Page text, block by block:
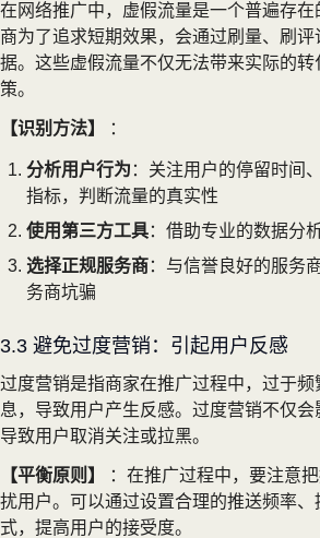
在网络推广中，虚假流量是一个普遍存
商为了追求短期效果，会通过刷量、刷
据。这些虚假流量不仅无法带来实际的
策。
【识别方法】 ：
分析用户行为 ：关注用户的停留时间
指标，判断流量的真实性
使用第三方工具：借助专业的数据分
选择正规服务商：与信誉良好的服务
务商坑骗
3.3 避免过度营销：引起用户反感
过度营销是指商家在推广过程中，过于
息，导致用户产生反感。过度营销不仅
导致用户取消关注或拉黑。
【平衡原则】
：在推广过程中，要注意
扰用户。可以通过设置合理的推送频率
式，提高用户的接受度。